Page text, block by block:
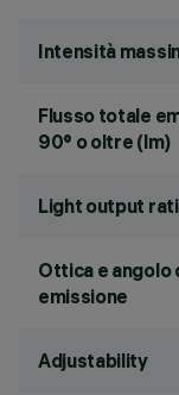
Intensità
Flusso totale
90° o oltre (lm)
Light output
Ottica e angolo
emissione
Adjustability